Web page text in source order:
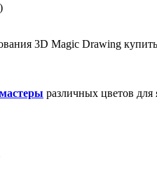
различных цветов